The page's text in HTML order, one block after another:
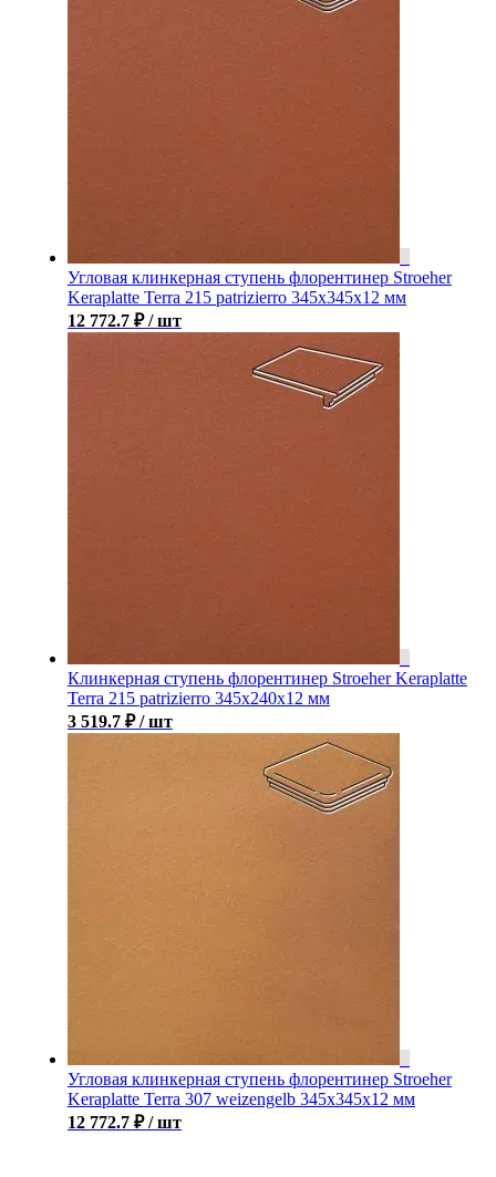
Угловая клинкерная ступень флорентинер Stroeher
Keraplatte Terra 215 patrizierro 345х345х12 мм
12 772.7 ₽ / шт
Клинкерная ступень флорентинер Stroeher Keraplatte
Terra 215 patrizierro 345х240х12 мм
3 519.7 ₽ / шт
Угловая клинкерная ступень флорентинер Stroeher
Keraplatte Terra 307 weizengelb 345х345х12 мм
12 772.7 ₽ / шт